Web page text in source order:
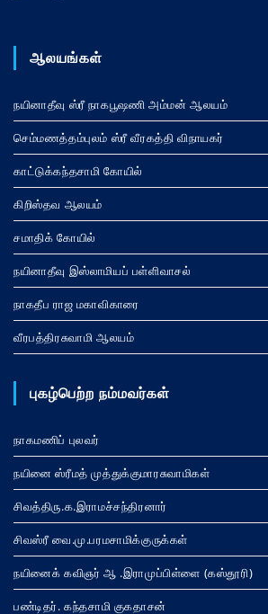
ஆலயங்கள்
நயினாதீவு ஸ்ரீ நாகபூஷணி அம்மன் ஆலயம்
செம்மணத்தம்புலம் ஸ்ரீ வீரகத்தி விநாயகர்
காட்டுக்கந்தசாமி கோயில்
கிறிஸ்தவ ஆலயம்
சமாதிக் கோயில்
நயினாதீவு இஸ்லாமியப் பள்ளிவாசல்
நாகதீப ராஜ மகாவிகாரை
வீரபத்திரசுவாமி ஆலயம்
புகழ்பெற்ற நம்மவர்கள்
நாகமணிப் புலவர்
நயினை ஸ்ரீமத் முத்துக்குமாரசுவாமிகள்
சிவத்திரு.க.இராமச்சந்திரனார்
சிவஸ்ரீ வை.மு.பரமசாமிக்குருக்கள்
நயினைக் கவிஞர் ஆ .இராமுப்பிள்ளை (கஸ்தூரி)
பண்டிதர். கந்தசாமி குகதாசன்